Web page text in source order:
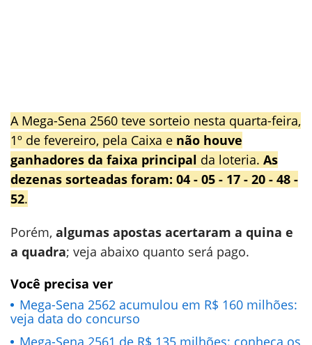
A Mega-Sena 2560 teve sorteio nesta quarta-feira,
1º de fevereiro, pela Caixa e não houve
ganhadores da faixa principal da loteria. As
dezenas sorteadas foram: 04 - 05 - 17 - 20 - 48 -
52.
Porém, algumas apostas acertaram a quina e
a quadra; veja abaixo quanto será pago.
Você precisa ver
Mega-Sena 2562 acumulou em R$ 160 milhões:
veja data do concurso
Mega-Sena 2561 de R$ 135 milhões: conheça os